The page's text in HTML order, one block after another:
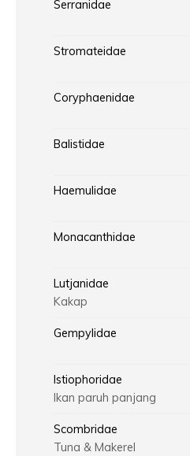
Serranidae
Stromateidae
Coryphaenidae
Balistidae
Haemulidae
Monacanthidae
Lutjanidae
Kakap
Gempylidae
Istiophoridae
Ikan paruh panjang
Scombridae
Tuna & Makerel